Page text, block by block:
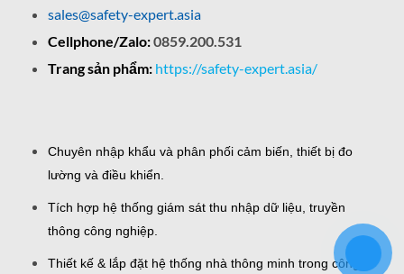
sales@safety-expert.asia
Cellphone/Zalo:0859.200.531
Trang sản phẩm: https://safety-expert.asia/
Chuyên nhập khẩu và phân phối cảm biến, thiết bị đo
lường và điều khiển.
Tích hợp hệ thống giám sát thu nhập dữ liệu, truyền
thông công nghiệp.
Thiết kế & lắp đặt hệ thống nhà thông minh trong công